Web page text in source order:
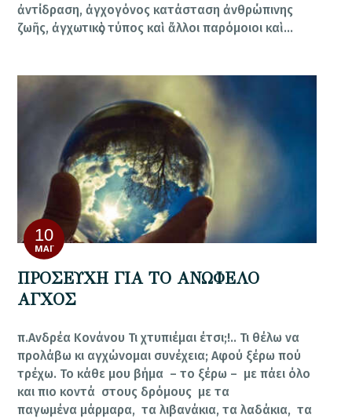
ἀντίδραση, ἀγχογόνος κατάσταση ἀνθρώπινης
ζωῆς, ἀγχωτικὸς τύπος καὶ ἄλλοι παρόμοιοι καὶ…
10
ΜΆΙ
ΠΡΟΣΕΥΧΗ ΓΙΑ ΤΟ ΑΝΩΦΕΛΟ
ΑΓΧΟΣ
π.Ανδρέα Κονάνου Τι χτυπιέμαι έτσι;!.. Τι θέλω να
προλάβω κι αγχώνομαι συνέχεια; Αφού ξέρω πού
τρέχω. Το κάθε μου βήμα – το ξέρω – με πάει όλο
και πιο κοντά στους δρόμους με τα
παγωμένα μάρμαρα, τα λιβανάκια, τα λαδάκια, τα